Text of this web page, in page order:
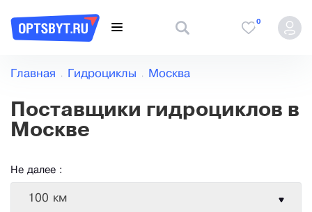
0
Главная Гидроциклы Москва
Поставщики гидроциклов в
Москве
Не далее :
100 км